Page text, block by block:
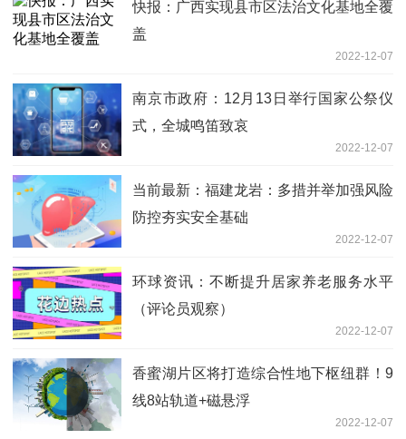
快报：广西实现县市区法治文化基地全覆
盖
2022-12-07
南京市政府：12月13日举行国家公祭仪
式，全城鸣笛致哀
2022-12-07
当前最新：福建龙岩：多措并举加强风险
防控夯实安全基础
2022-12-07
环球资讯：不断提升居家养老服务水平
（评论员观察）
2022-12-07
香蜜湖片区将打造综合性地下枢纽群！9
线8站轨道+磁悬浮
2022-12-07